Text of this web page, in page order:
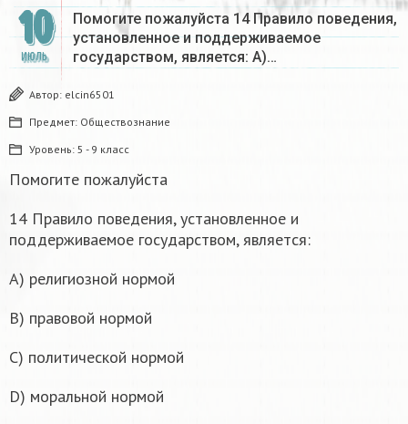
10
ИЮЛЬ
Помогите пожалуйста 14 Правило поведения,
установленное и поддерживаемое
государством, является: А)…
Автор: elcin6501
Предмет: Обществознание
Уровень: 5 - 9 класс
Помогите пожалуйста
14 Правило поведения, установленное и
поддерживаемое государством, является:
А) религиозной нормой
В) правовой нормой
С) политической нормой
D) моральной нормой